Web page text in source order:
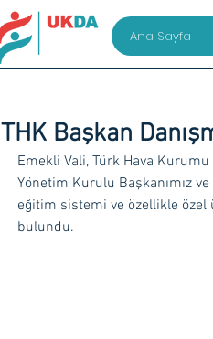
Ana Sayfa
THK Başkan
Emekli Vali, Türk Hava
Yönetim Kurulu Başkanımız
eğitim sistemi ve özellikle
bulundu.